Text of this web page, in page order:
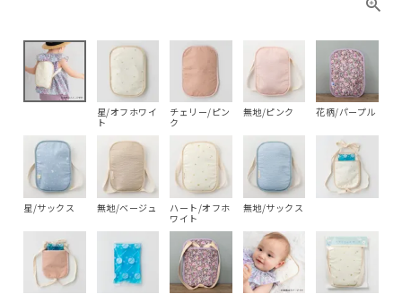
星/オフホワイ
ト
チェリー/ピン
ク
無地/ピンク 花柄/パープル
星/サックス 無地/ベージュ
ハート/オフホ
ワイト
無地/サックス